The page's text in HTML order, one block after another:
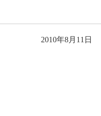
2010年8月11日